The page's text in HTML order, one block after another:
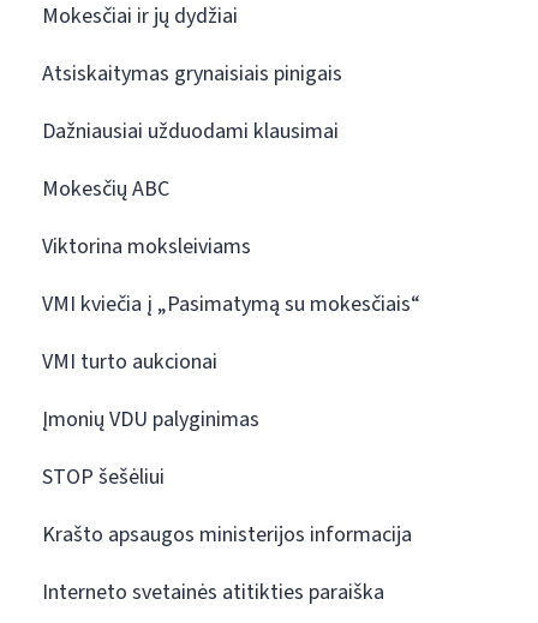
Mokesčiai ir jų dydžiai
Atsiskaitymas grynaisiais pinigais
Dažniausiai užduodami klausimai
Mokesčių ABC
Viktorina moksleiviams
VMI kviečia į „Pasimatymą su mokesčiais“
VMI turto aukcionai
Įmonių VDU palyginimas
STOP šešėliui
Krašto apsaugos ministerijos informacija
Interneto svetainės atitikties paraiška